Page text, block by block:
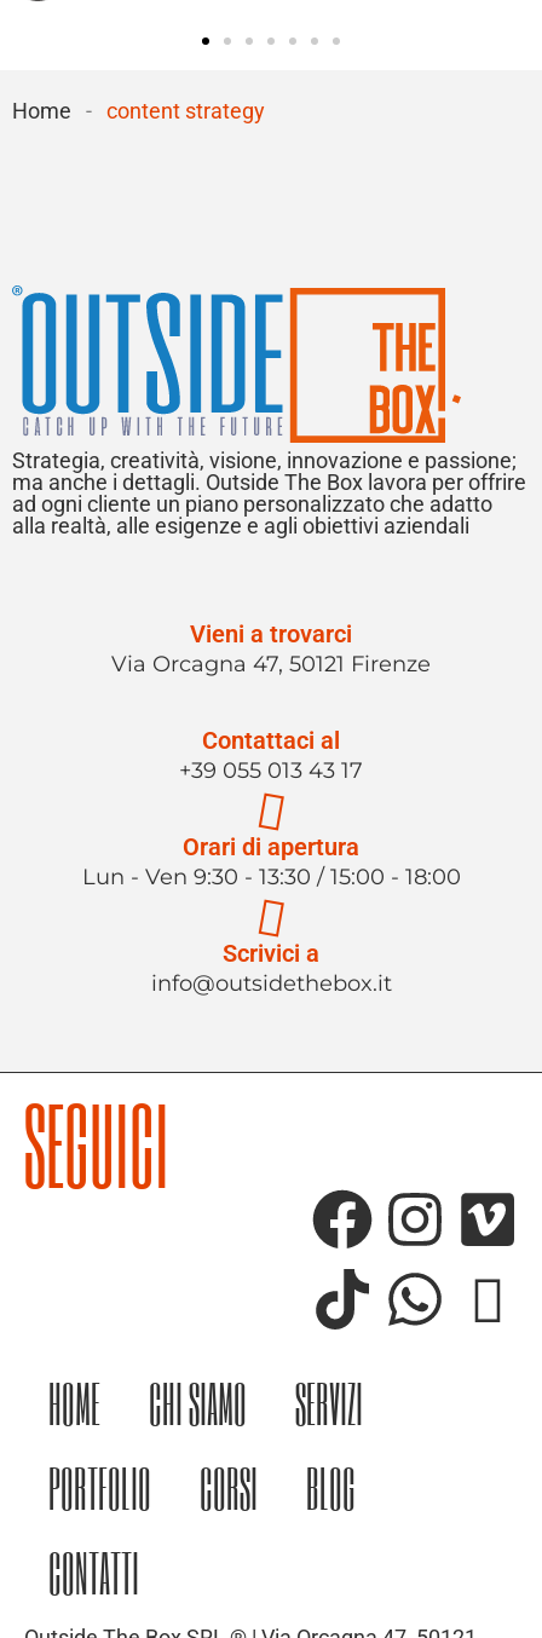
Home - content strategy
Strategia, creatività, visione, innovazione e passione;
ma anche i dettagli. Outside The Box lavora per offrire
ad ogni cliente un piano personalizzato che adatto
alla realtà, alle esigenze e agli obiettivi aziendali
Vieni a trovarci
Via Orcagna 47, 50121 Firenze
Contattaci al
+39 055 013 43 17
Orari di apertura
Lun - Ven 9:30 - 13:30 / 15:00 - 18:00
Scrivici a
info@outsidethebox.it
HOME CHI SIAMO
SERVIZI
PORTFOLIO
CORSI
BLOG
CONTATTI
SEGUICI